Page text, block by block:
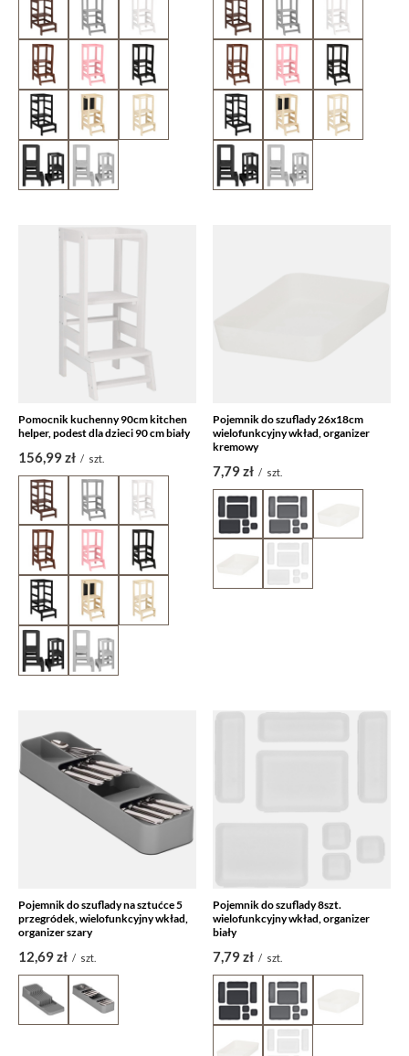
Pomocnik kuchenny 90cm kitchen
helper, podest dla dzieci 90 cm biały
156,99 zł / szt.
Pojemnik do szuflady 26x18cm
wielofunkcyjny wkład, organizer
kremowy
7,79 zł / szt.
Pojemnik do szuflady na sztućce 5
przegródek, wielofunkcyjny wkład,
organizer szary
12,69 zł / szt.
Pojemnik do szuflady 8szt.
wielofunkcyjny wkład, organizer
biały
7,79 zł / szt.